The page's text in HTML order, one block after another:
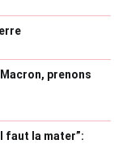
prenons
faut la mater”: